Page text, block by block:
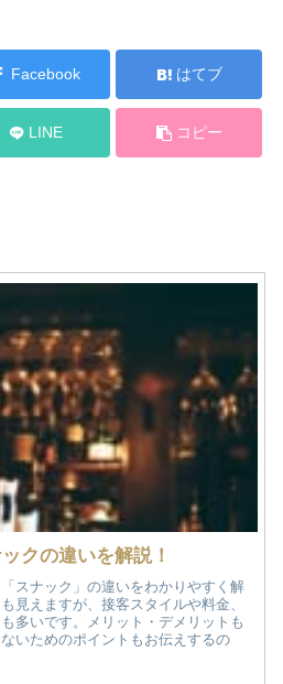
Facebook はてブ
LINE コピー
クの違いを解説！
スナック」の違いをわかりやすく解
見えますが、接客スタイルや料金、
多いです。メリット・デメリットも
いためのポイントもお伝えするの